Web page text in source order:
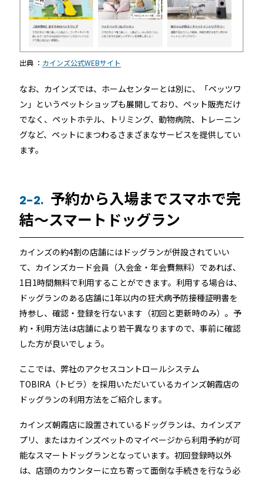
出典 ： カインズ公式WEBサイト
なお、カインズでは、ホームセンターとは別に、「ペッツワ
ン」というペットショップも展開しており、ペット販売だけ
でなく、ペットホテル、トリミング、動物病院、トレーニン
グなど、ペットにまつわるさまざまなサービスを提供してい
ます。
2-2. 予約から入場までスマホで完
結～スマートドッグラン
カインズの約4割の店舗にはドッグランが併設されていい
て、カインズカード会員（入会金・年会費無料）であれば、
1日1時間無料で利用することができます。利用する場合は、
ドッグランのある店舗に1年以内の狂犬病予防接種証明書を
持参し、確認・登録を行ないます（初回と更新時のみ）。予
約・利用方法は店舗により若干異なりますので、事前に確認
した方が良いでしょう。
ここでは、弊社のアクセスコントロールシステム
TOBIRA（トビラ）を採用いただいているカインズ朝霞店の
ドッグランの利用方法をご紹介します。
カインズ朝霞店に設置されているドッグランは、カインズア
プリ、またはカインズペットのマイページから利用予約が可
能なスマートドッグランとなっています。初回登録時以外
は、店頭のカウンターに立ち寄って面倒な手続きを行なう必